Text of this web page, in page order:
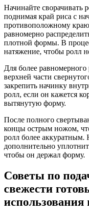
Начинайте сворачивать
поднимая край риса с
противоположному
равномерно
плотной формы. В
натяжение, чтобы ролл
Для более равномерного
верхней части
закрепить начинку
ролл, если он кажется
вытянутую форму.
После полного
концы острым ножом,
ролл более
дополнительно
чтобы он держал форму.
Советы по
свежести